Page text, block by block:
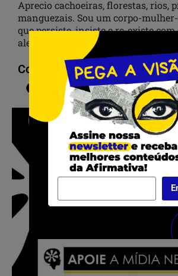
Aprecio cachoeiras, florestas, rios,
manguezais. Sou um corpo-
que persiste, insiste e re-existe com
alegria e esperança.
Compartilhar: